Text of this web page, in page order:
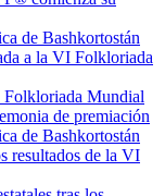
de Bashkortostán
a la VI Folkloriada
Folkloriada Mundial
de premiación
de Bashkortostán
resultados de la VI